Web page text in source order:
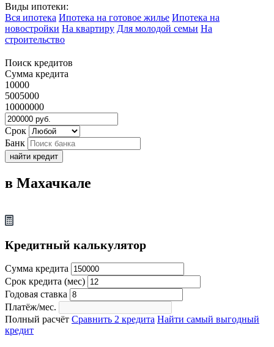
Виды ипотеки:
Вся ипотека Ипотека на готовое жилье Ипотека на
новостройки На квартиру Для молодой семьи На
строительство
Поиск кредитов
Сумма кредита
10000
5005000
10000000
Срок
Банк
найти кредит
в Махачкале
Кредитный калькулятор
Сумма кредита
Срок кредита (мес)
Годовая ставка
Платёж/мес.
Полный расчёт Сравнить 2 кредита Найти самый выгодный
кредит